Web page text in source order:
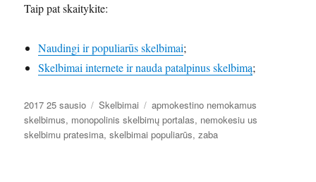
Taip pat skaitykite:
Naudingi ir populiarūs skelbimai;
Skelbimai internete ir nauda patalpinus skelbimą;
Paskelbta
2017 25 sausio Kategorijos
Skelbimai Žymos
apmokestino nemokamus
skelbimus, monopolinis skelbimų portalas, nemokesiu us
skelbimu pratesima,skelbimai populiarūs,zaba